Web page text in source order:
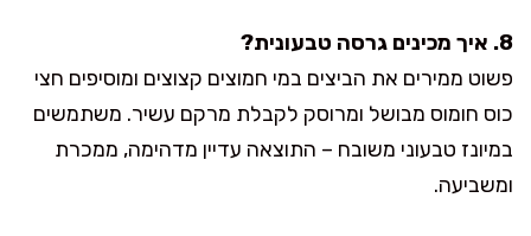
8. איך מכינים גרסה טבעונית?
פשוט ממירים את הביצים במי חמוצים קצוצים ומוסיפים חצי
כוס חומוס מבושל ומרוסק לקבלת מרקם עשיר. משתמשים
במיונז טבעוני משובח – התוצאה עדיין מדהימה, ממכרת
ומשביעה.